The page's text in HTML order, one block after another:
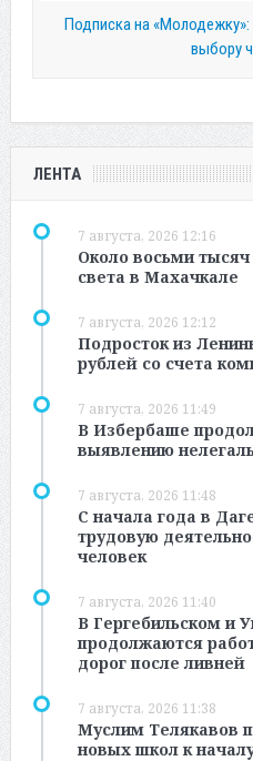
Подписка на «Молодежку»:
выбору
ЛЕНТА
7 августа, 2026 12:16
Около восьми тысяч
света в Махачкале
7 августа, 2026 12:12
Подросток из
рублей со счета
7 августа, 2026 11:49
В Избербаше
выявлению
7 августа, 2026 11:48
С начала года в
трудовую
человек
7 августа, 2026 11:40
В Гергебильском и
продолжаются
дорог после ливней
7 августа, 2026 11:38
Муслим Телякавов
новых школ к